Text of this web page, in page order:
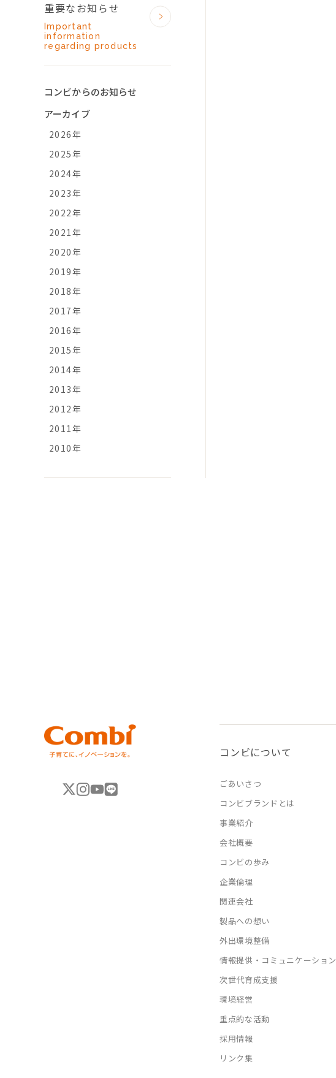
重要なお知らせ
Important
information
regarding products
コンビからのお知らせ
アーカイブ
2026年
2025年
2024年
2023年
2022年
2021年
2020年
2019年
2018年
2017年
2016年
2015年
2014年
2013年
2012年
2011年
2010年
コンビについて
ごあいさつ
コンビブランドとは
事業紹介
会社概要
コンビの歩み
企業倫理
関連会社
製品への想い
外出環境整備
情報提供・コミュニケーション
次世代育成支援
環境経営
重点的な活動
採用情報
リンク集